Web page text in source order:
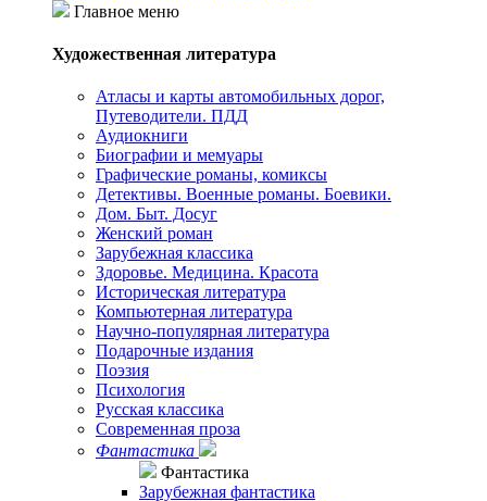
Главное меню
Художественная литература
Атласы и карты автомобильных дорог,
Путеводители. ПДД
Аудиокниги
Биографии и мемуары
Графические романы, комиксы
Детективы. Военные романы. Боевики.
Дом. Быт. Досуг
Женский роман
Зарубежная классика
Здоровье. Медицина. Красота
Историческая литература
Компьютерная литература
Научно-популярная литература
Подарочные издания
Поэзия
Психология
Русская классика
Современная проза
Фантастика
Фантастика
Зарубежная фантастика